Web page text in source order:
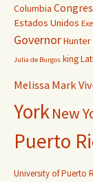
Columbia
Estados Unidos
Governor
Julia de Burgos king
Melissa Mark
YorkNew
Puerto
University of Puerto